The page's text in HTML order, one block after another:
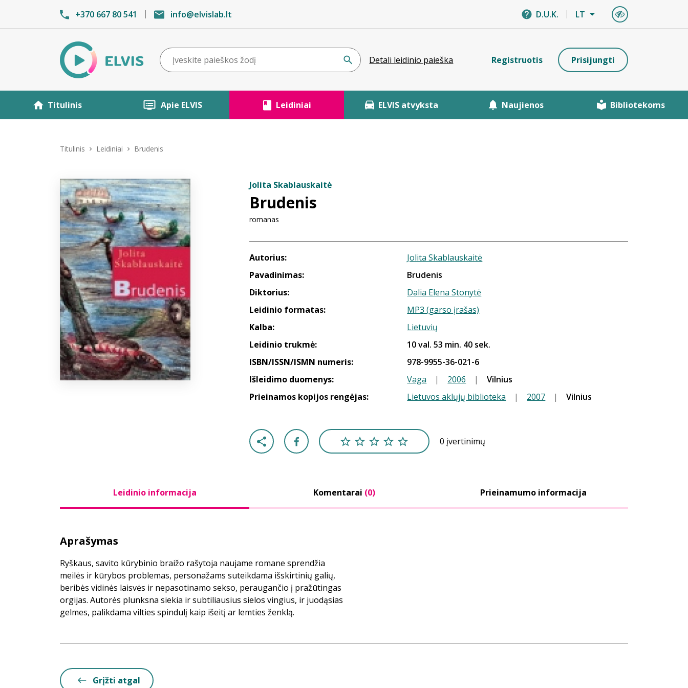
+370 667 80 541 info@elvislab.lt D.U.K. LT
Detali leidinio paieška Registruotis Prisijungti
Titulinis Apie ELVIS Leidiniai ELVIS atvyksta Naujienos Bibliotekoms
Titulinis Leidiniai Brudenis
Jolita Skablauskaitė
Brudenis
romanas
Autorius:
Jolita Skablauskaitė
Pavadinimas:
Brudenis
Diktorius:
Dalia Elena Stonytė
Leidinio formatas:
MP3 (garso įrašas)
Kalba:
Lietuvių
Leidinio trukmė:
10 val. 53 min. 40 sek.
ISBN/ISSN/ISMN numeris:
978-9955-36-021-6
Išleidimo duomenys:
Vaga | 2006 |
Vilnius
Prieinamos kopijos rengėjas:
Lietuvos aklųjų biblioteka | 2007 | Vilnius
0 įvertinimų
Leidinio informacija Komentarai (0) Prieinamumo informacija
Aprašymas
Ryškaus, savito kūrybinio braižo rašytoja naujame romane sprendžia
meilės ir kūrybos problemas, personažams suteikdama išskirtinių galių,
beribės vidinės laisvės ir nepasotinamo sekso, peraugančio į pražūtingas
orgijas. Autorės plunksna siekia ir subtiliausius sielos vingius, ir juodąsias
gelmes, palikdama vilties spindulį kaip išeitį ar lemties ženklą.
Grįžti atgal